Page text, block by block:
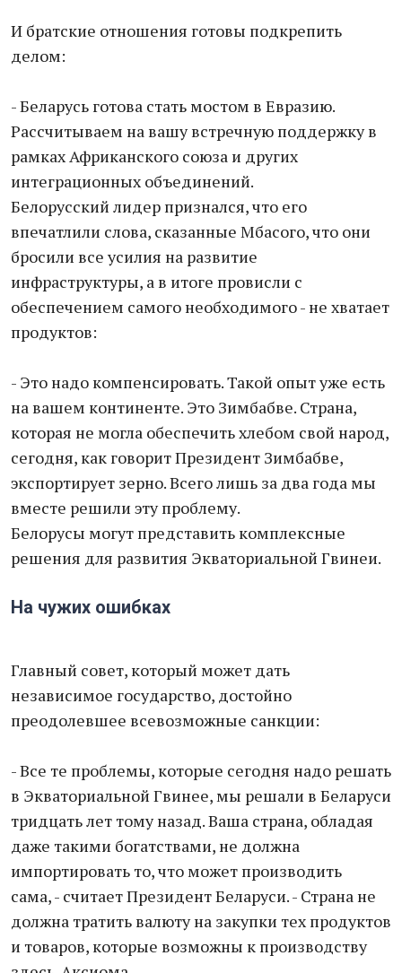
И братские отношения готовы подкрепить
делом:
- Беларусь готова стать мостом в Евразию.
Рассчитываем на вашу встречную поддержку в
рамках Африканского союза и других
интеграционных объединений.
Белорусский лидер признался, что его
впечатлили слова, сказанные Мбасого, что они
бросили все усилия на развитие
инфраструктуры, а в итоге провисли с
обеспечением самого необходимого - не хватает
продуктов:
- Это надо компенсировать. Такой опыт уже есть
на вашем континенте. Это Зимбабве. Страна,
которая не могла обеспечить хлебом свой народ,
сегодня, как говорит Президент Зимбабве,
экспортирует зерно. Всего лишь за два года мы
вместе решили эту проблему.
Белорусы могут представить комплексные
решения для развития Экваториальной Гвинеи.
На чужих ошибках
Главный совет, который может дать
независимое государство, достойно
преодолевшее всевозможные санкции:
- Все те проблемы, которые сегодня надо решать
в Экваториальной Гвинее, мы решали в Беларуси
тридцать лет тому назад. Ваша страна, обладая
даже такими богатствами, не должна
импортировать то, что может производить
сама, - считает Президент Беларуси. - Страна не
должна тратить валюту на закупки тех продуктов
и товаров, которые возможны к производству